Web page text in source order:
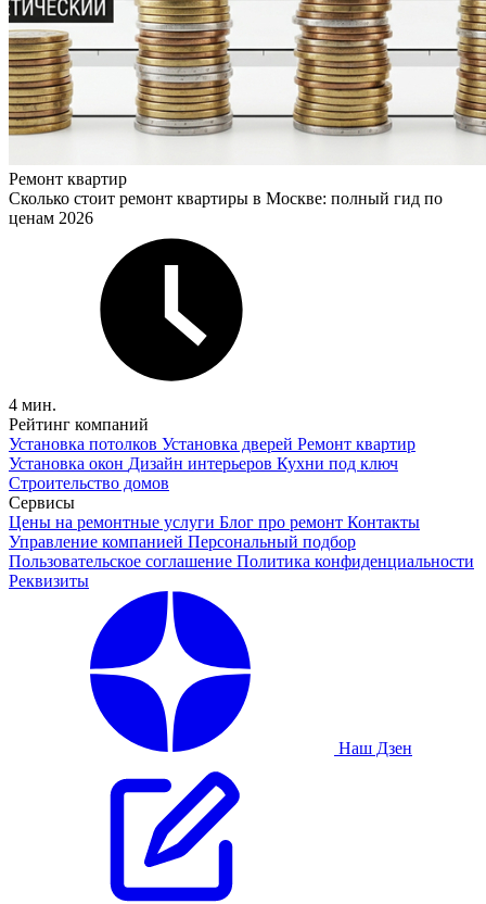
Ремонт квартир
Сколько стоит ремонт квартиры в Москве: полный гид по
ценам 2026
4 мин.
Рейтинг компаний
Установка потолков Установка дверей Ремонт квартир
Установка окон Дизайн интерьеров Кухни под ключ
Строительство домов
Сервисы
Цены на ремонтные услуги Блог про ремонт Контакты
Управление компанией Персональный подбор
Пользовательское соглашение Политика конфиденциальности
Реквизиты
Наш Дзен